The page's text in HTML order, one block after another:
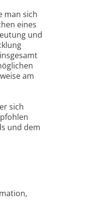
man sich
eines
und
am
sich
und dem